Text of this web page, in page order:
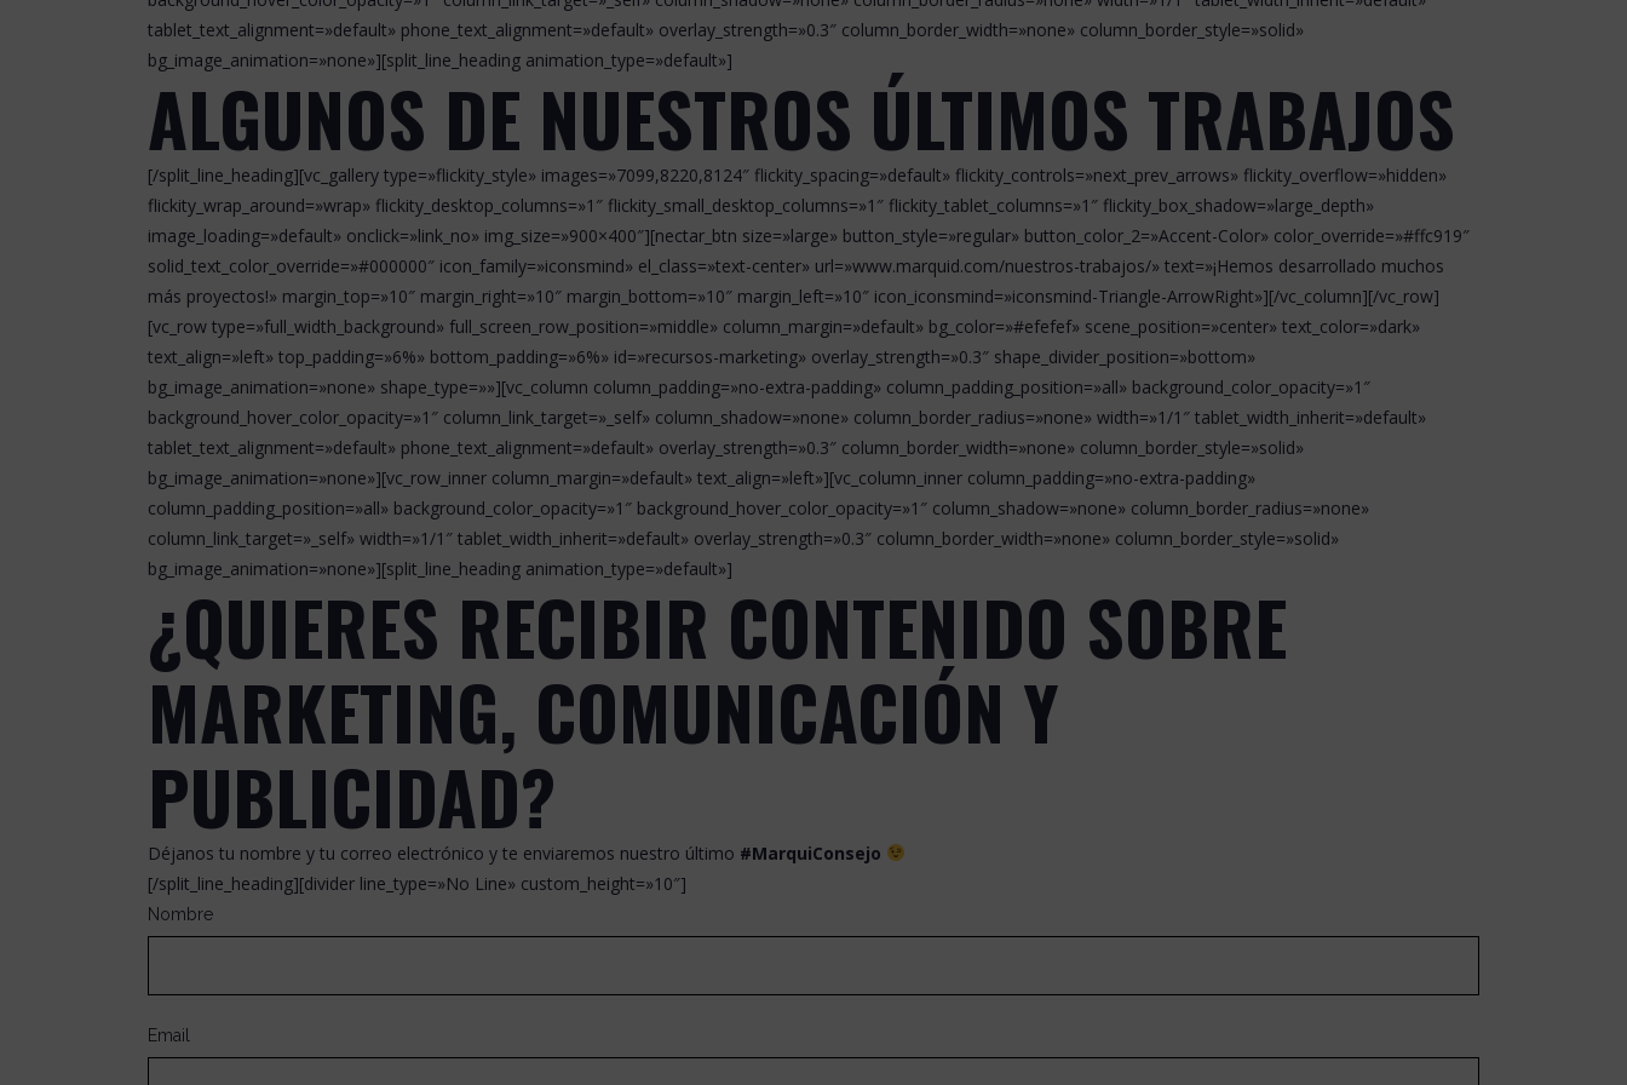
tablet_text_alignment=»default» phone_text_alignment=»default» overlay_strength=»0.3″ column_border_width=»none» column_border_style=»solid»
bg_image_animation=»none»][split_line_heading animation_type=»default»]
ALGUNOS DE NUESTROS ÚLTIMOS TRABAJOS
[/split_line_heading][vc_gallery type=»flickity_style» images=»7099,8220,8124″ flickity_spacing=»default» flickity_controls=»next_prev_arrows» flickity_overflow=»hidden»
flickity_wrap_around=»wrap» flickity_desktop_columns=»1″ flickity_small_desktop_columns=»1″ flickity_tablet_columns=»1″ flickity_box_shadow=»large_depth»
image_loading=»default» onclick=»link_no» img_size=»900×400″][nectar_btn size=»large» button_style=»regular» button_color_2=»Accent-Color» color_override=»#ffc919″
solid_text_color_override=»#000000″ icon_family=»iconsmind» el_class=»text-center» url=»www.marquid.com/nuestros-trabajos/» text=»¡Hemos desarrollado muchos
más proyectos!» margin_top=»10″ margin_right=»10″ margin_bottom=»10″ margin_left=»10″ icon_iconsmind=»iconsmind-Triangle-ArrowRight»][/vc_column][/vc_row]
[vc_row type=»full_width_background» full_screen_row_position=»middle» column_margin=»default» bg_color=»#efefef» scene_position=»center» text_color=»dark»
text_align=»left» top_padding=»6%» bottom_padding=»6%» id=»recursos-marketing» overlay_strength=»0.3″ shape_divider_position=»bottom»
bg_image_animation=»none» shape_type=»»][vc_column column_padding=»no-extra-padding» column_padding_position=»all» background_color_opacity=»1″
background_hover_color_opacity=»1″ column_link_target=»_self» column_shadow=»none» column_border_radius=»none» width=»1/1″ tablet_width_inherit=»default»
tablet_text_alignment=»default» phone_text_alignment=»default» overlay_strength=»0.3″ column_border_width=»none» column_border_style=»solid»
bg_image_animation=»none»][vc_row_inner column_margin=»default» text_align=»left»][vc_column_inner column_padding=»no-extra-padding»
column_padding_position=»all» background_color_opacity=»1″ background_hover_color_opacity=»1″ column_shadow=»none» column_border_radius=»none»
column_link_target=»_self» width=»1/1″ tablet_width_inherit=»default» overlay_strength=»0.3″ column_border_width=»none» column_border_style=»solid»
bg_image_animation=»none»][split_line_heading animation_type=»default»]
¿QUIERES RECIBIR CONTENIDO SOBRE
MARKETING, COMUNICACIÓN Y
PUBLICIDAD?
Déjanos tu nombre y tu correo electrónico y te enviaremos nuestro último #MarquiConsejo
[/split_line_heading][divider line_type=»No Line» custom_height=»10″]
Nombre
Email